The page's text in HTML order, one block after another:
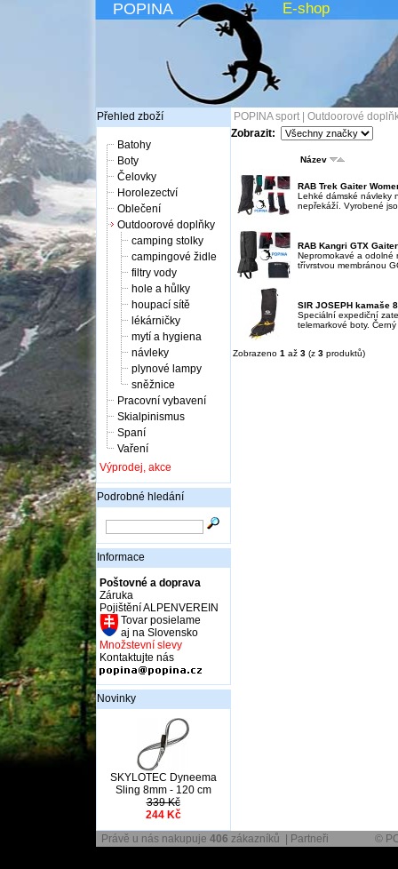
POPINA E-shop
Přehled zboží
Batohy
Boty
Čelovky
Horolezectví
Oblečení
Outdoorové doplňky
camping stolky
campingové židle
filtry vody
hole a hůlky
houpací sítě
lékárničky
mytí a hygiena
návleky
plynové lampy
sněžnice
Pracovní vybavení
Skialpinismus
Spaní
Vaření
Výprodej, akce
Podrobné hledání
Informace
Poštovné a doprava
Záruka
Pojištění ALPENVEREIN
Tovar posielame
aj na Slovensko
Množstevní slevy
Kontaktujte nás
Novinky
SKYLOTEC Dyneema
Sling 8mm - 120 cm
339 Kč
244 Kč
POPINA sport| Outdoorové
Zobrazit:
Název
RAB Trek Gaiter
Lehké dámské návleky
nepřekáží. Vyrobené
RAB Kangri GTX Gaiter
Nepromokavé a odolné
třívrstvou membránou
SIR JOSEPH kamaše
Speciální expediční
telemarkové boty.
Zobrazeno 1 až 3(z 3produktů)
Právě u nás nakupuje 406 zákazníků | Partneři ©